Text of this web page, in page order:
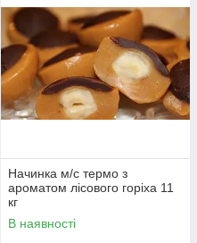
Начинка м/с термо з
ароматом лісового горіха 11
кг
В наявності